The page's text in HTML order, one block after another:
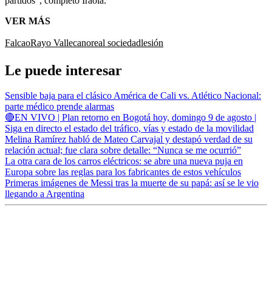
VER MÁS
FalcaoRayo Vallecanoreal sociedadlesión
Le puede interesar
Sensible baja para el clásico América de Cali vs. Atlético Nacional:
parte médico prende alarmas
🔴EN VIVO | Plan retorno en Bogotá hoy, domingo 9 de agosto |
Siga en directo el estado del tráfico, vías y estado de la movilidad
Melina Ramírez habló de Mateo Carvajal y destapó verdad de su
relación actual; fue clara sobre detalle: “Nunca se me ocurrió”
La otra cara de los carros eléctricos: se abre una nueva puja en
Europa sobre las reglas para los fabricantes de estos vehículos
Primeras imágenes de Messi tras la muerte de su papá: así se le vio
llegando a Argentina